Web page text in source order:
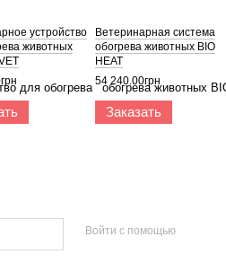
устройство
животных
Ветеринарная система
обогрева животных BIO
HEAT
54 240.00грн
Заказать
Войти с помощью